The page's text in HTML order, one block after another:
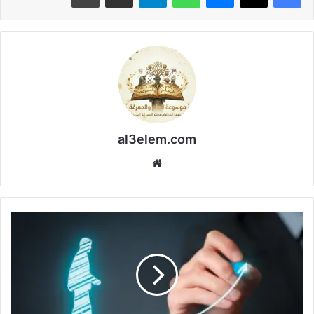
al3elem.com
كيفية
تنمية
المهارات